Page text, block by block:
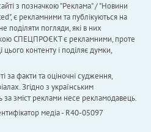
з позначкою "Реклама" / "Новини
є рекламними та публікуються на
поділяти погляди, які в них
СПЕЦПРОЄКТ є рекламними, проте
цього контенту і поділяє думки,
за факти та оціночні судження,
Згідно з українським
за зміст реклами несе рекламодавець.
медіа - R40-05097